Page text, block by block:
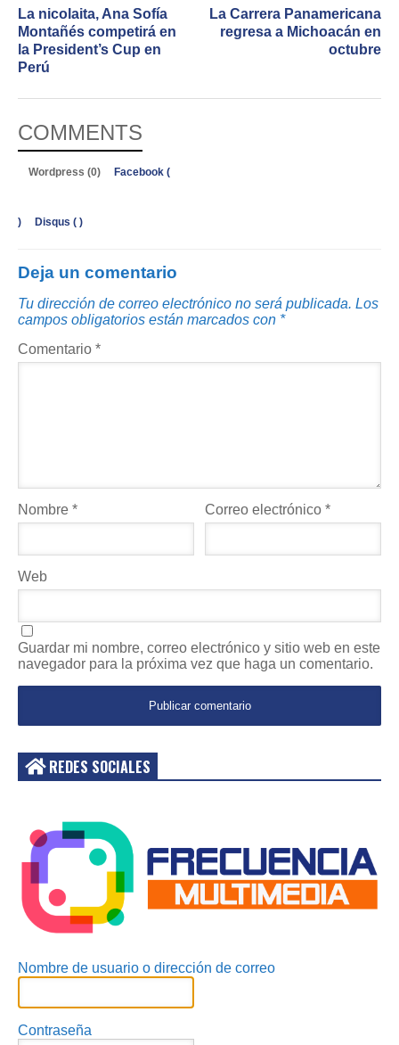
La nicolaita, Ana Sofía
Montañés competirá en
la President’s Cup en
Perú
La Carrera Panamericana
regresa a Michoacán en
octubre
COMMENTS
Wordpress (0) Facebook (
) Disqus ( )
Deja un comentario
Tu dirección de correo electrónico no será publicada. Los
campos obligatorios están marcados con *
Comentario *
Nombre * Correo electrónico*
Web
Guardar mi nombre, correo electrónico y sitio web en este
navegador para la próxima vez que haga un comentario.
REDES SOCIALES
Nombre de usuario o dirección de correo
Contraseña